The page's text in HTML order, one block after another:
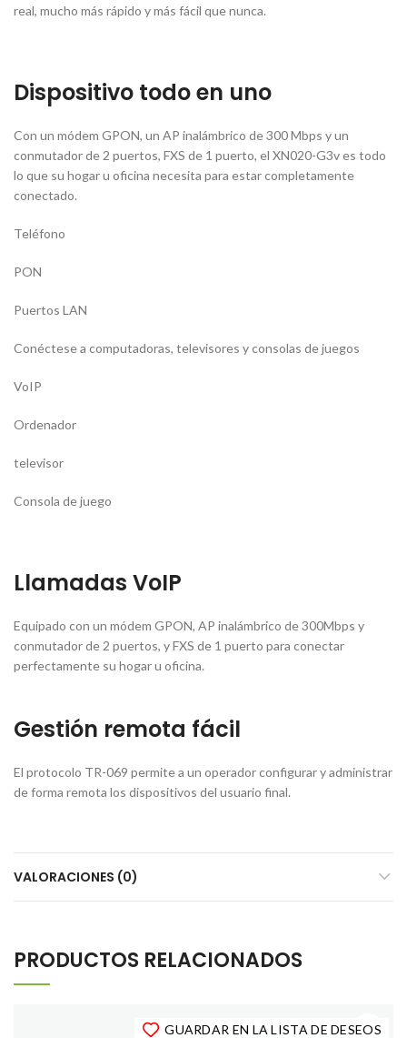
real, mucho más rápido y más fácil que nunca.
Dispositivo todo en uno
Con un módem GPON, un AP inalámbrico de 300 Mbps y un
conmutador de 2 puertos, FXS de 1 puerto, el XN020-G3v es todo
lo que su hogar u oficina necesita para estar completamente
conectado.
Teléfono
PON
Puertos LAN
Conéctese a computadoras, televisores y consolas de juegos
VoIP
Ordenador
televisor
Consola de juego
Llamadas VoIP
Equipado con un módem GPON, AP inalámbrico de 300Mbps y
conmutador de 2 puertos, y FXS de 1 puerto para conectar
perfectamente su hogar u oficina.
Gestión remota fácil
El protocolo TR-069 permite a un operador configurar y administrar
de forma remota los dispositivos del usuario final.
VALORACIONES (0)
PRODUCTOS RELACIONADOS
GUARDAR EN LA LISTA DE DESEOS